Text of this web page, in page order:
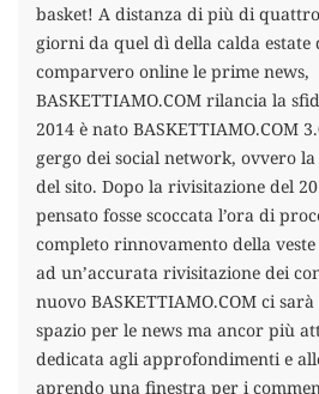
basket! A distanza di più di
giorni da quel dì della calda estate
comparvero online le prime news,
BASKETTIAMO.COM rilancia la
2014 è nato BASKETTIAMO.COM
gergo dei social network, ovvero
del sito. Dopo la rivisitazione del
pensato fosse scoccata l’ora di
completo rinnovamento della
ad un’accurata rivisitazione dei
nuovo BASKETTIAMO.COM ci
spazio per le news ma ancor più
dedicata agli approfondimenti e
aprendo una finestra per i